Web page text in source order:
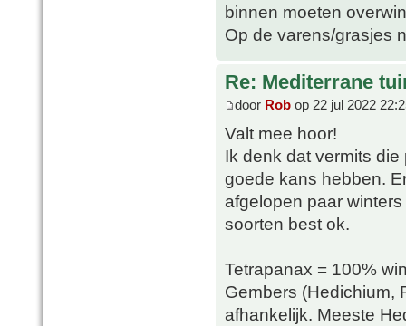
binnen moeten
Op de varens/grasjes
Re: Mediterrane
door Rob op 22 jul 2022
Valt mee hoor!
Ik denk dat vermits
goede kans hebben.
afgelopen paar
soorten best ok.
Tetrapanax = 100%
Gembers (Hedichium,
afhankelijk. Meeste